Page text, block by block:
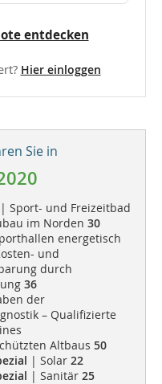
entdecken
Hier einloggen
Sie in
Sport- und Freizeitbad
im Norden 30
energetisch
und
durch
36
der
– Qualifizierte
Altbaus 50
| Solar 22
| Sanitär 25